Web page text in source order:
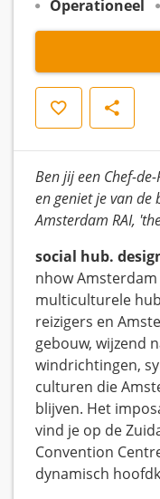
Operationeel
Opslaan Delen
Ben jij een Chef-
en geniet je van de
Amsterdam RAI,
social hub.
nhow Amsterdam
multiculturele
reizigers en
gebouw, wijzend
windrichtingen,
culturen die
blijven. Het
vind je op de
Convention
dynamisch